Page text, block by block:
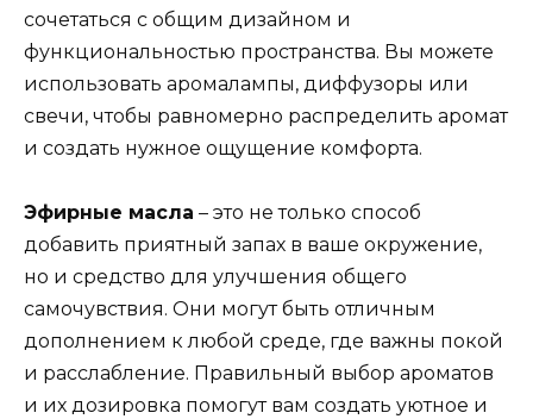
сочетаться с общим дизайном и
функциональностью пространства. Вы можете
использовать аромалампы, диффузоры или
свечи, чтобы равномерно распределить аромат
и создать нужное ощущение комфорта.
Эфирные масла – это не только способ
добавить приятный запах в ваше окружение,
но и средство для улучшения общего
самочувствия. Они могут быть отличным
дополнением к любой среде, где важны покой
и расслабление. Правильный выбор ароматов
и их дозировка помогут вам создать уютное и